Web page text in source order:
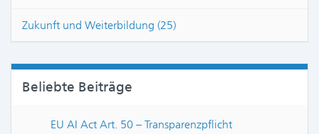
Zukunft und Weiterbildung (25)
Beliebte Beiträge
EU AI Act Art. 50 – Transparenzpflicht